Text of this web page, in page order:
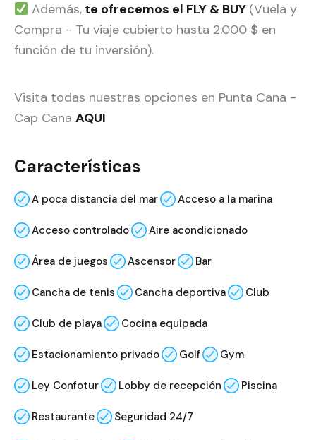
Además,te ofrecemos el FLY & BUY (Vuela y
Compra - Tu viaje cubierto hasta 2.000 $ en
función de tu inversión).
Visita todas nuestras opciones en Punta Cana -
Cap Cana AQUI
Características
A poca distancia del mar Acceso a la marina
Acceso controlado Aire acondicionado
Área de juegos Ascensor Bar
Cancha de tenis Cancha deportiva Club
Club de playa Cocina equipada
Estacionamiento privado Golf Gym
Ley Confotur Lobby de recepción Piscina
Restaurante Seguridad 24/7